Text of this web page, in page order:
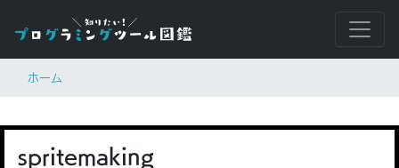
ホーム
spritemaking